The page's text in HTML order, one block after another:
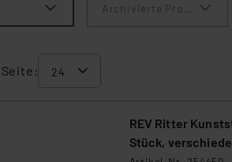
Archivierte Produkte
REV Ritter
Stück,